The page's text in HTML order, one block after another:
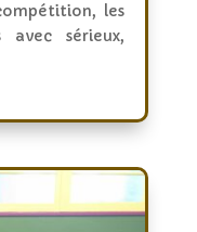
les
sérieux,